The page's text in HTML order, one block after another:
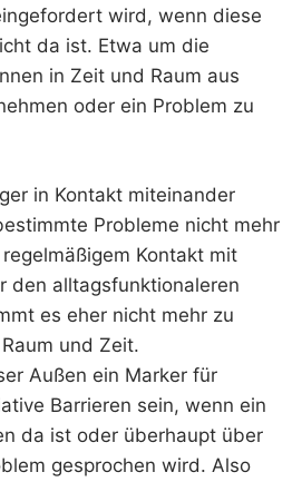
wird, wenn diese
da ist. Etwa um die
in Zeit und Raum aus
oder ein Problem zu
in Kontakt miteinander
Probleme nicht mehr
Kontakt mit
den alltagsfunktionaleren
es eher nicht mehr zu
und Zeit.
Außen ein Marker für
Barrieren sein, wenn ein
da ist oder überhaupt über
gesprochen wird. Also